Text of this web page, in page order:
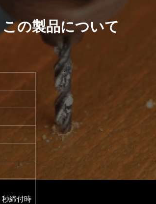
この製品について
秒締付時